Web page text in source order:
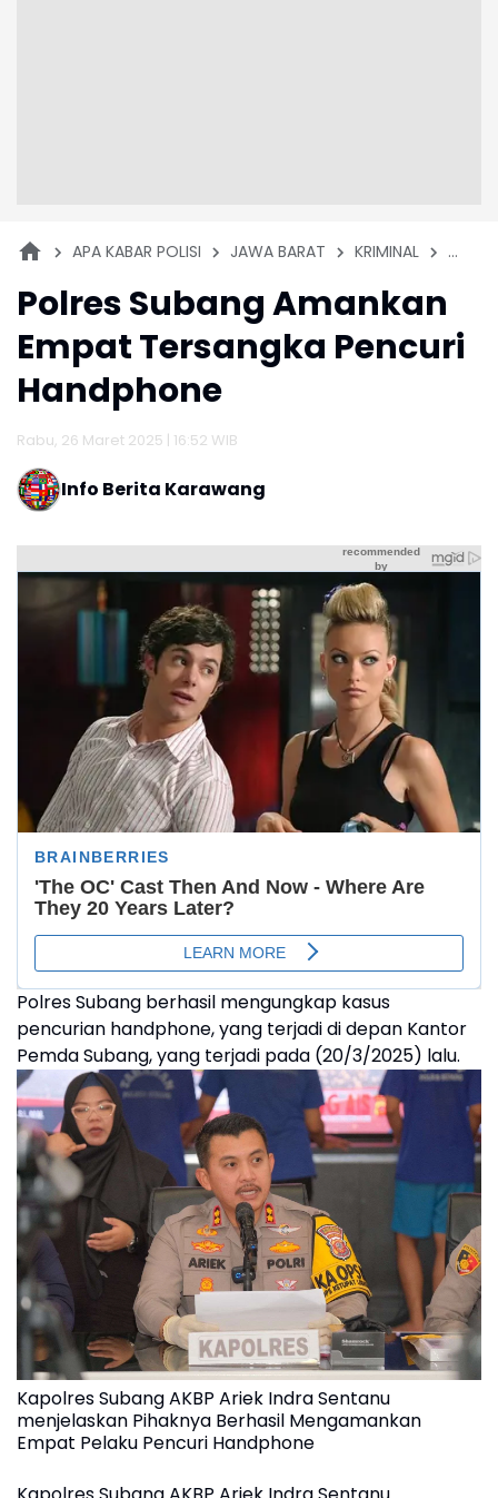
APA KABAR POLISI JAWA BARAT KRIMINAL
Polres Subang Amankan
Empat Tersangka Pencuri
Handphone
Rabu, 26 Maret 2025 | 16:52 WIB
Info Berita Karawang
Polres Subang berhasil mengungkap kasus
pencurian handphone, yang terjadi di depan Kantor
Pemda Subang, yang terjadi pada (20/3/2025) lalu.
Kapolres Subang AKBP Ariek Indra Sentanu
menjelaskan Pihaknya Berhasil Mengamankan
Empat Pelaku Pencuri Handphone